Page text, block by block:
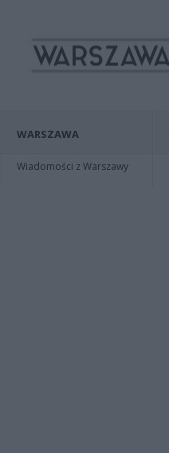
WARSZAWA
Wiadomości z Warszawy